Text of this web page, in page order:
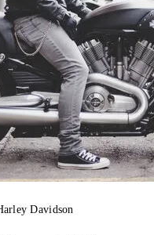
Davidson